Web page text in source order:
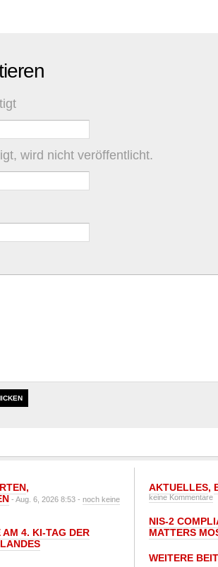
wird nicht veröffentlicht.
,
- Aug. 6, 2026 8:53 - noch keine
AM 4. KI-TAG DER
AKTUELLES,
keine Kommentare
NIS-2
MATTERS
WEITERE